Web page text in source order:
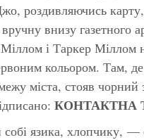
роздивляючись
внизу
і Таркер Міллом
кольором. Там,
міста, стояв чорний
КОНТАКТНА
язика, хлопчику, —